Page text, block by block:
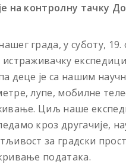
на контролну тачку
града, у суботу,
деце је са нашим
лупе, мобилне
Циљ наше
кроз другачије,
за градски
података.